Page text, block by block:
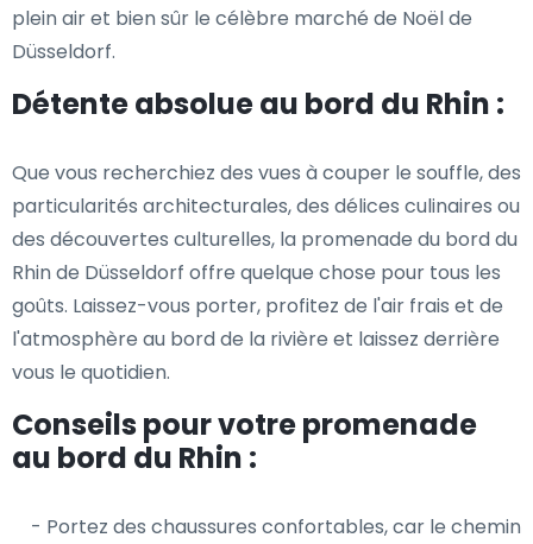
plein air et bien sûr le célèbre marché de Noël de
Düsseldorf.
Détente absolue au bord du Rhin :
Que vous recherchiez des vues à couper le souffle, des
particularités architecturales, des délices culinaires ou
des découvertes culturelles, la promenade du bord du
Rhin de Düsseldorf offre quelque chose pour tous les
goûts. Laissez-vous porter, profitez de l'air frais et de
l'atmosphère au bord de la rivière et laissez derrière
vous le quotidien.
Conseils pour votre promenade
au bord du Rhin :
- Portez des chaussures confortables, car le chemin